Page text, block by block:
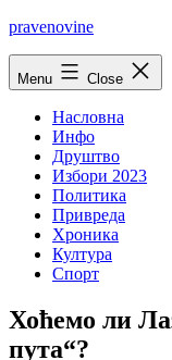
Skip
pravenovine
Menu Close
Насловна
Инфо
Друштво
Избори 2023
Политика
Привреда
Хроника
Култура
Спорт
Хоћемо ли
пута“?